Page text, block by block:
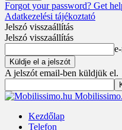
Forgot your password? Get
Adatkezelési tájékoztató
Jelszó visszaállítás
Jelszó visszaállítás
A jelszót email-ben küldjük el.
Kezdőlap
Telefon